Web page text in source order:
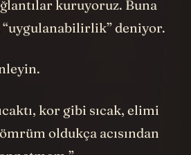
kuruyoruz. Buna
“uygulanabilirlik” deniyor.
kor gibi sıcak, elimi
oldukça acısından